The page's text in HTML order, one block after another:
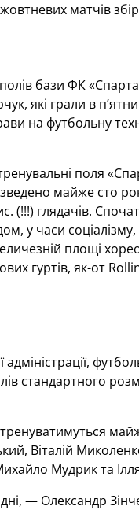
матчів
бази ФК
які грали в
на футбольну
поля
майже сто
(!!!) глядачів.
у часи
площі
гуртів, як-от
стандартного
Віталій
Мудрик та
— Олександр